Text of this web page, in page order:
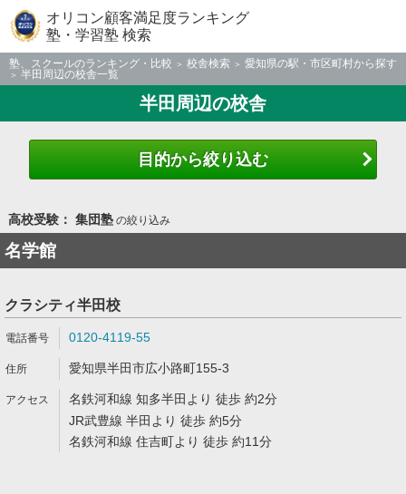
オリコン顧客満足度ランキング
塾・学習塾 検索
塾、スクールのランキング・比較 校舎検索
愛知県の駅・市区町村から探す
半田周辺の校舎一覧
半田周辺の校舎
目的から絞り込む
高校受験： 集団塾の絞り込み
名学館
クラシティ半田校
0120-4119-55
愛知県半田市広小路町155-3
名鉄河和線 知多半田より 徒歩 約2分
JR武豊線 半田より 徒歩 約5分
名鉄河和線 住吉町より 徒歩 約11分